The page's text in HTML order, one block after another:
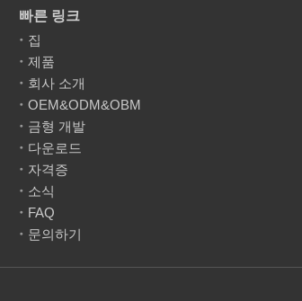
빠른 링크
집
제품
회사 소개
OEM&ODM&OBM
금형 개발
다운로드
자격증
소식
FAQ
문의하기